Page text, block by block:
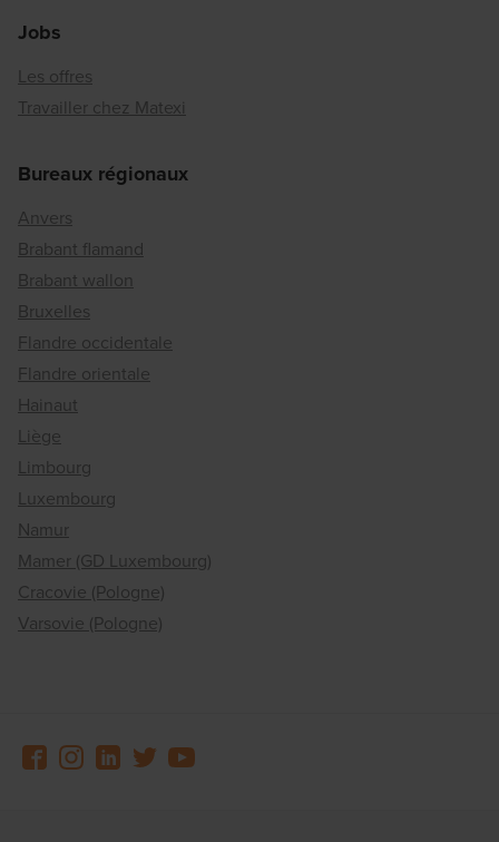
Jobs
Les offres
Travailler chez Matexi
Bureaux régionaux
Anvers
Brabant flamand
Brabant wallon
Bruxelles
Flandre occidentale
Flandre orientale
Hainaut
Liège
Limbourg
Luxembourg
Namur
Mamer (GD Luxembourg)
Cracovie (Pologne)
Varsovie (Pologne)